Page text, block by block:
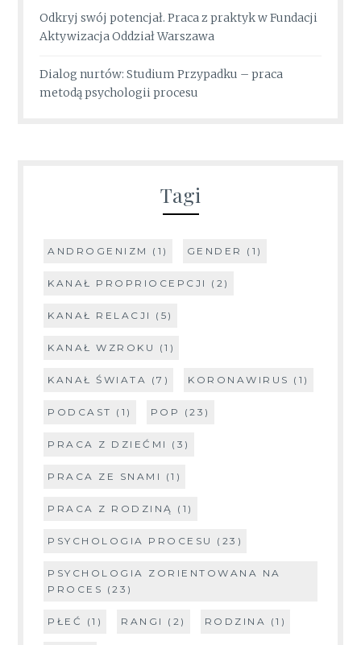
Odkryj swój potencjał. Praca z praktyk w Fundacji
Aktywizacja Oddział Warszawa
Dialog nurtów: Studium Przypadku – praca
metodą psychologii procesu
Tagi
ANDROGENIZM (1) GENDER (1)
KANAŁ PROPRIOCEPCJI (2)
KANAŁ RELACJI (5)
KANAŁ WZROKU (1)
KANAŁ ŚWIATA (7) KORONAWIRUS (1)
PODCAST (1) POP (23)
PRACA Z DZIEĆMI (3)
PRACA ZE SNAMI (1)
PRACA Z RODZINĄ (1)
PSYCHOLOGIA PROCESU (23)
PSYCHOLOGIA ZORIENTOWANA NA
PROCES (23)
PŁEĆ (1) RANGI (2) RODZINA (1)